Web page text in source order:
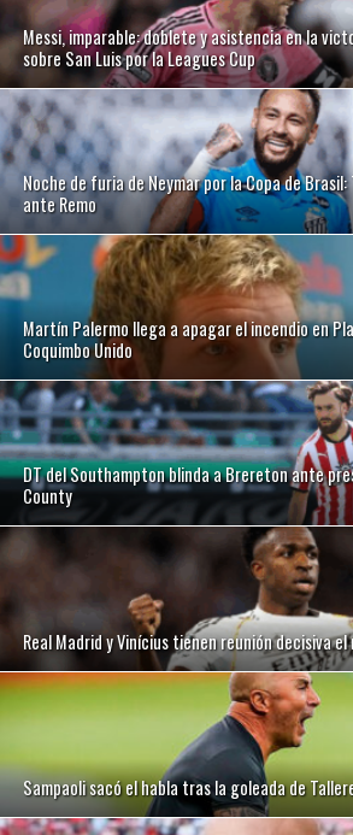
Messi, imparable: doblete y asistencia en la
sobre San Luis por la Leagues Cup
Noche de furia de Neymar por la Copa de
ante Remo
Martín Palermo llega a apagar el incendio en
Coquimbo Unido
DT del Southampton blinda a Brereton ante
County
Real Madrid y Vinícius tienen reunión decisiva
Sampaoli sacó el habla tras la goleada de